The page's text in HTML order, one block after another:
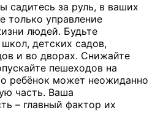
садитесь за руль, в ваших
только управление
людей. Будьте
детских садов,
и во дворах. Снижайте
пешеходов на
ребёнок может неожиданно
часть. Ваша
– главный фактор их